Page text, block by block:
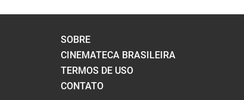
SOBRE
CINEMATECA BRASILEIRA
TERMOS DE USO
CONTATO